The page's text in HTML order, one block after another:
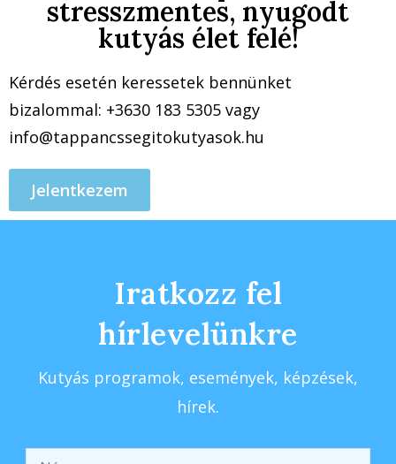
stresszmentes, nyugodt
kutyás élet felé!
Kérdés esetén keressetek bennünket
bizalommal: +3630 183 5305 vagy
info@tappancssegitokutyasok.hu
Jelentkezem
Iratkozz fel
hírlevelünkre
Kutyás programok, események, képzések,
hírek.